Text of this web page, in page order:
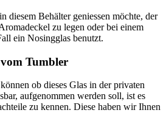
diesem Behälter geniessen möchte, der
zu legen oder bei einem
ein Nosingglas benutzt.
Tumbler
ob dieses Glas in der privaten
aufgenommen werden soll, ist es
zu kennen. Diese haben wir Ihnen